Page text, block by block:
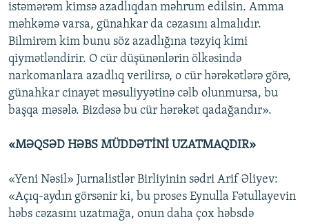
istəmərəm kimsə azadlıqdan məhrum edilsin. Amma
məhkəmə varsa, günahkar da cəzasını almalıdır.
Bilmirəm kim bunu söz azadlığına təzyiq kimi
qiymətləndirir. O cür düşünənlərin ölkəsində
narkomanlara azadlıq verilirsə, o cür hərəkətlərə görə,
günahkar cinayət məsuliyyətinə cəlb olunmursa, bu
başqa məsələ. Bizdəsə bu cür hərəkət qadağandır».
«MƏQSƏD HƏBS MÜDDƏTİNİ UZATMAQDIR»
«Yeni Nəsil» Jurnalistlər Birliyinin sədri Arif Əliyev:
«Açıq-aydın görsənir ki, bu proses Eynulla Fətullayevin
həbs cəzasını uzatmağa, onun daha çox həbsdə